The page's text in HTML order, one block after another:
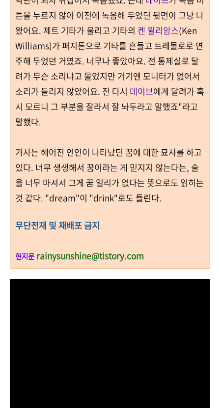
튼을 누르지 않아 이전에 녹음해 두었던 뒷면이 그냥 나
왔어요. 제트 기타가 울리고 기타의 켄 윌리암스(Ken
Williams)가 퍼지톤으로 기타를 흔들고 트레몰로로 연
주해 두었던 거였죠. 너무나 좋았아요. 전 통제실로 달
려가 무슨 소리냐고 물었지만 거기엔 모니터가 없어서
소리가 들리지 않았어요. 전 다시 데이브에게 달려가 혹
시 모르니 그 부분을 잘라서 잘 놔두라고 말했죠"라고
말했다.
가사는 헤어진 연인이 나타났던 꿈에 대한 묘사를 하고
있다. 너무 생생해서 꿈이라는 게 믿지지 않는다는, 술
을 너무 마셔서 그게 꿈 일리가 없다는 뜻으로도 읽히는
것 같다. "dream"이 "drink"로도 들린다.
무단전재 및 재배포 금지
현지운 rainysunshine@tistory.com